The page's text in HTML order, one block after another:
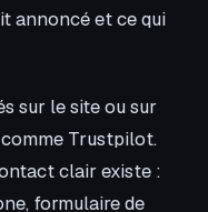
annoncé et ce qui
sur le site ou sur
Trustpilot.
clair existe :
formulaire de